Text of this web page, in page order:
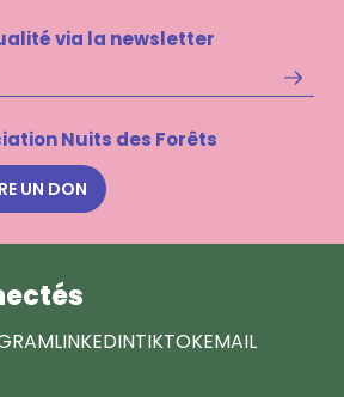
via la newsletter
Nuits des Forêts
UN DON
LINKEDINTIKTOKEMAIL